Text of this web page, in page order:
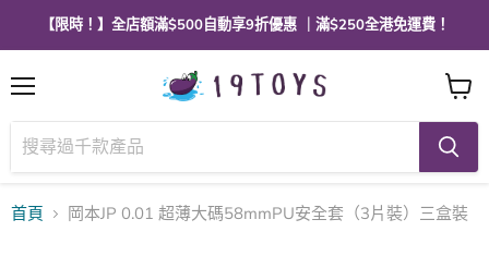
【限時！】全店額滿$500自動享9折優惠 ｜滿$250全港免運費！
單
查
看
購
物
車
首頁 岡本JP 0.01 超薄大碼58mmPU安全套（3片裝）三盒裝